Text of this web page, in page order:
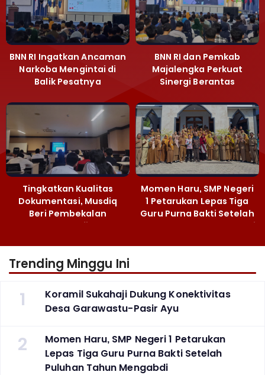
BNN RI Ingatkan Ancaman
Narkoba Mengintai di
Balik Pesatnya
Majalengka
BNN RI dan Pemkab
Majalengka Perkuat
Sinergi Berantas
Narkoba
Tingkatkan Kualitas
Dokumentasi, Musdiq
Beri Pembekalan
Fotografi ‎
Momen Haru, SMP Negeri
1 Petarukan Lepas Tiga
Guru Purna Bakti Setelah
Puluhan Tahun Mengabdi
Trending Minggu Ini
1
Koramil Sukahaji Dukung Konektivitas
Desa Garawastu-Pasir Ayu
2
Momen Haru, SMP Negeri 1 Petarukan
Lepas Tiga Guru Purna Bakti Setelah
Puluhan Tahun Mengabdi